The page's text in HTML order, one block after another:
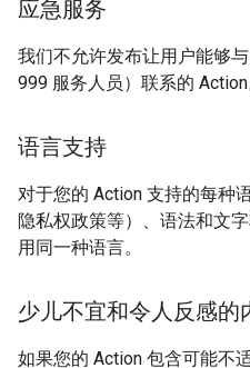
应急服务
我们不允许发布让用户能够
999 服务人员）联系的 Action
语言支持
对于您的 Action 支持的每种
隐私权政策等）、语法和文
用同一种语言。
少儿不宜和令人反感的
如果您的 Action 包含可能不